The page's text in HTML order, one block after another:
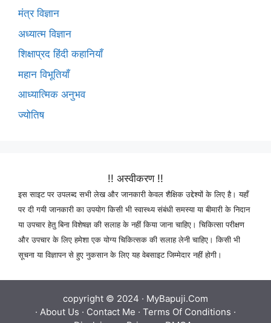
मंत्र विज्ञान
अध्यात्म विज्ञान
शिक्षाप्रद हिंदी कहानियाँ
महान विभूतियाँ
आध्यात्मिक अनुभव
ज्योतिष
!! अस्वीकरण !!
इस साइट पर उपलब्द सभी लेख और जानकारी केवल शैक्षिक उद्देश्यों के लिए है। यहाँ
पर दी गयी जानकारी का उपयोग किसी भी स्वास्थ्य संबंधी समस्या या बीमारी के निदान
या उपचार हेतु बिना विशेषज्ञ की सलाह के नहीं किया जाना चाहिए। चिकित्सा परीक्षण
और उपचार के लिए हमेशा एक योग्य चिकित्सक की सलाह लेनी चाहिए। किसी भी
सूचना या विज्ञापन से हुए नुकसान के लिए यह वेबसाइट जिम्मेदार नहीं होगी।
copyright © 2024 · MyBapuji.Com
· About Us · Contact Me · Terms Of Conditions ·